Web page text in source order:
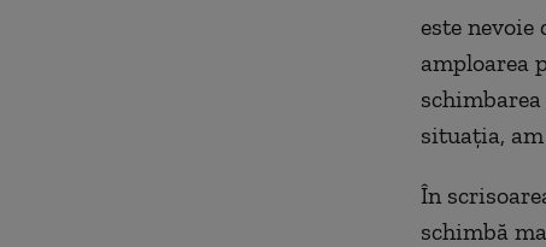
este
amploarea
situaţia,
În
schimbă